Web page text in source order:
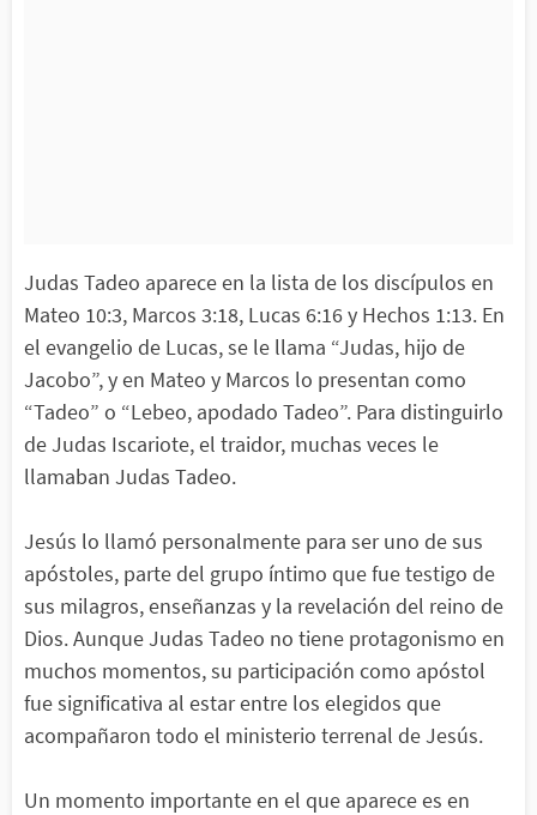
Judas Tadeo aparece en la lista de los discípulos en
Mateo 10:3, Marcos 3:18, Lucas 6:16 y Hechos 1:13. En
el evangelio de Lucas, se le llama “Judas, hijo de
Jacobo”, y en Mateo y Marcos lo presentan como
“Tadeo” o “Lebeo, apodado Tadeo”. Para distinguirlo
de Judas Iscariote, el traidor, muchas veces le
llamaban Judas Tadeo.
Jesús lo llamó personalmente para ser uno de sus
apóstoles, parte del grupo íntimo que fue testigo de
sus milagros, enseñanzas y la revelación del reino de
Dios. Aunque Judas Tadeo no tiene protagonismo en
muchos momentos, su participación como apóstol
fue significativa al estar entre los elegidos que
acompañaron todo el ministerio terrenal de Jesús.
Un momento importante en el que aparece es en